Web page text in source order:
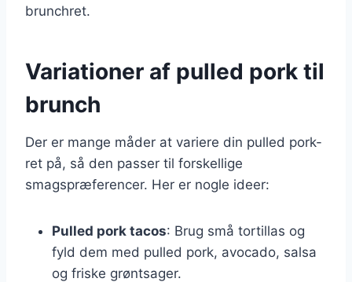
brunchret.
Variationer af pulled pork til
brunch
Der er mange måder at variere din pulled pork-
ret på, så den passer til forskellige
smagspræferencer. Her er nogle ideer:
Pulled pork tacos: Brug små tortillas og
fyld dem med pulled pork, avocado, salsa
og friske grøntsager.